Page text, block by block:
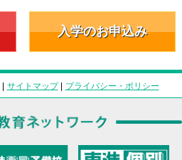
入学のお申込み
| サイトマップ| プライバシー・ポリシー